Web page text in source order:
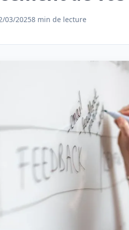
03/20258 min de lecture